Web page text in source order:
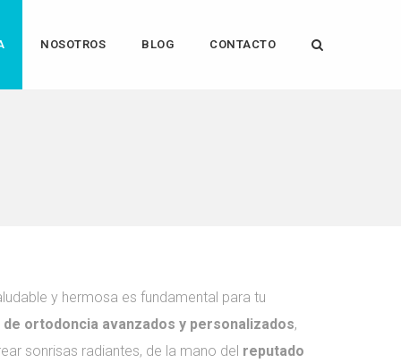
NOSOTROS BLOG CONTACTO
y hermosa es fundamental para tu
ortodoncia avanzados y personalizados,
sonrisas radiantes, de la mano del reputado